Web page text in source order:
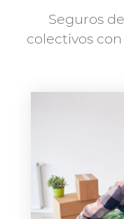
Seguros
colectivos